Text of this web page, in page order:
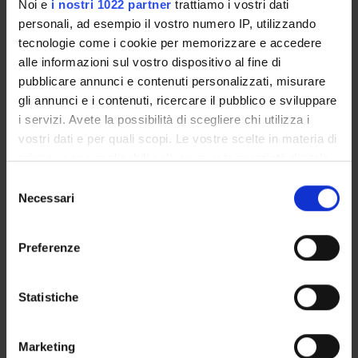
Noi e i nostri 1022 partner trattiamo i vostri dati
personali, ad esempio il vostro numero IP, utilizzando
tecnologie come i cookie per memorizzare e accedere
alle informazioni sul vostro dispositivo al fine di
pubblicare annunci e contenuti personalizzati, misurare
gli annunci e i contenuti, ricercare il pubblico e sviluppare
i servizi. Avete la possibilità di scegliere chi utilizza i
vostri dati e per quali scopi. Le vostre scelte in materia di
privacy sono applicabili solo su questa proprietà digitale
modificare o revocare il proprio consenso in qualsiasi
momento dalla Dichiarazione sui cookie o facendo clic
raccogliere informazioni sulla tua posizione
geografica, con un'approssimazione di qualche
Identificare il tuo dispositivo, scansionandolo
delNecessari
Preferenze
Statistiche
Marketing
TITLE
iPathology cockpit diagnostic station: validation according
ACTIVITIES
RESEARCH AREAS
RESEARCH GROUPS
RESEARCH FACILITIES
LIBRARIES